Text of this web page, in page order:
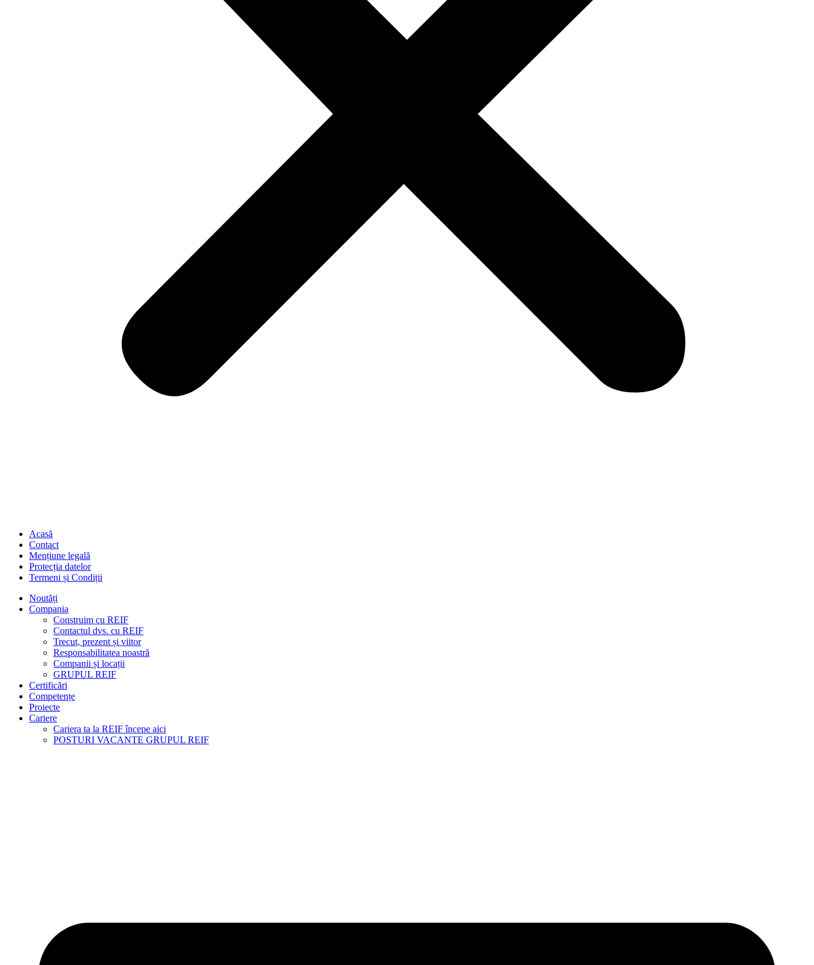
Acasă
Contact
Mențiune legală
Protecția datelor
Termeni și Condiții
Noutăți
Compania
Construim cu REIF
Contactul dvs. cu REIF
Trecut, prezent și viitor
Responsabilitatea noastră
Companii și locații
GRUPUL REIF
Certificări
Competențe
Proiecte
Cariere
Cariera ta la REIF începe aici
POSTURI VACANTE GRUPUL REIF